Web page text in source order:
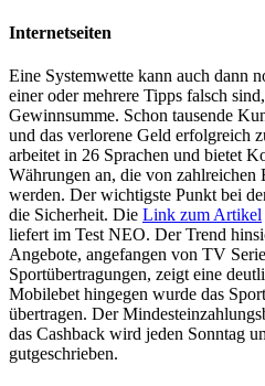
Internetseiten
Eine Systemwette kann auch dann
einer oder mehrere Tipps falsch
Gewinnsumme. Schon tausende
und das verlorene Geld erfolgreich
arbeitet in 26 Sprachen und bietet
Währungen an, die von zahlreichen
werden. Der wichtigste Punkt bei
die Sicherheit. Die Link zum Artikel
liefert im Test NEO. Der Trend
Angebote, angefangen von TV
Sportübertragungen, zeigt eine
Mobilebet hingegen wurde das
übertragen. Der
das Cashback wird jeden Sonntag
gutgeschrieben.